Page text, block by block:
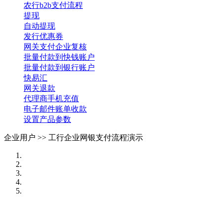
农行b2b支付流程
提现
自动提现
发行优惠券
网关支付企业复核
批量付款到快钱账户
批量付款到银行账户
快易汇
网关退款
代理商手机充值
电子邮件账单收款
设置产品参数
企业用户 >> 工行企业网银支付流程演示